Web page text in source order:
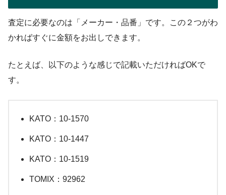
査定に必要なのは「メーカー・品番」です。この２つがわ
かればすぐに金額をお出しできます。
たとえば、以下のような感じで記載いただければOKで
す。
KATO：10-1570
KATO：10-1447
KATO：10-1519
TOMIX：92962